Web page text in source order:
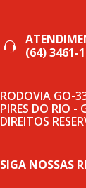
(64) 3461-
RODOVIA GO-
PIRES DO RIO
DIREITOS
SIGA NOSSAS